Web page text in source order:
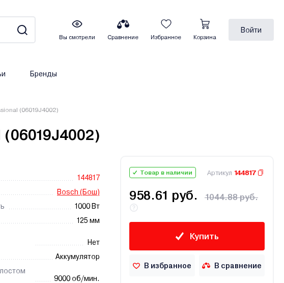
Вы смотрели Сравнение Избранное Корзина
Войти
Бренды
(06019J4002)
144817
Bosch (Бош)
1000 Вт
125 мм
Нет
Аккумулятор
9000 об/мин.
Товар в наличии Артикул 144817
958.61 руб. 1044.88 руб.
Купить
В избранное В сравнение